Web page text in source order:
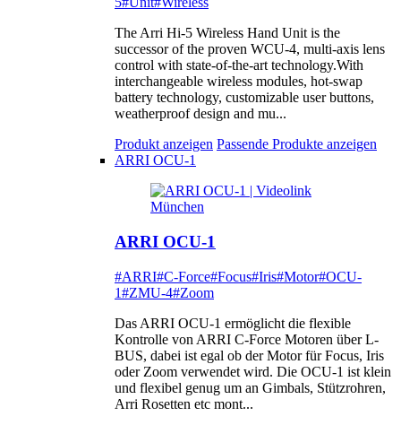
The Arri Hi-5 Wireless Hand Unit is the
successor of the proven WCU-4, multi-axis lens
control with state-of-the-art technology.With
interchangeable wireless modules, hot-swap
battery technology, customizable user buttons,
weatherproof design and mu...
Produkt anzeigen Passende Produkte anzeigen
ARRI OCU-1
ARRI OCU-1
#ARRI#C-Force#Focus#Iris#Motor#OCU-
1#ZMU-4#Zoom
Das ARRI OCU-1 ermöglicht die flexible
Kontrolle von ARRI C-Force Motoren über L-
BUS, dabei ist egal ob der Motor für Focus, Iris
oder Zoom verwendet wird. Die OCU-1 ist klein
und flexibel genug um an Gimbals, Stützrohren,
Arri Rosetten etc mont...